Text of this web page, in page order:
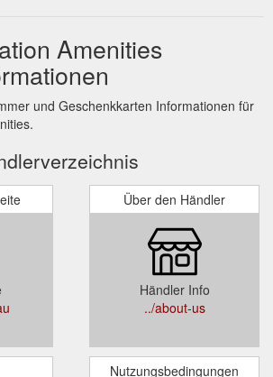
Amenities
und Geschenkkarten Informationen für
Über den Händler
Händler Info
../about-us
Nutzungsbedingungen